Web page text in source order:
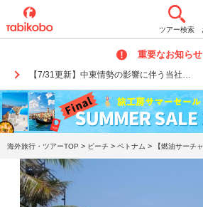
ツアー検索
重要なお知らせ
【7/31更新】中東情勢の影響に伴う当社…
海外旅行・ツアーTOP > ビーチ > ベトナム > 【燃油サーチ